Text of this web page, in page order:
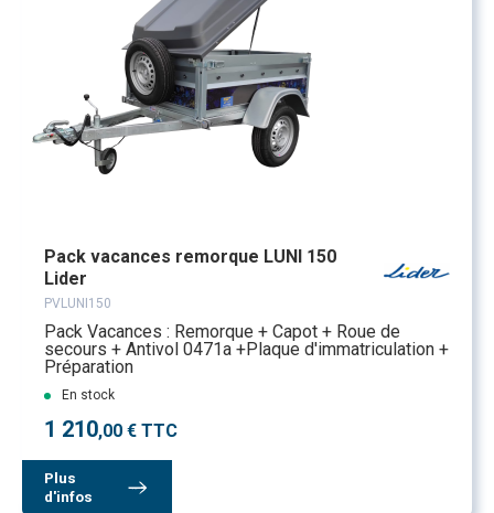
Pack vacances remorque LUNI 150
Lider
PVLUNI150
Pack Vacances : Remorque + Capot + Roue de
secours + Antivol 0471a +Plaque d'immatriculation +
Préparation
En stock
1 210,00 € TTC
Plus
d'infos